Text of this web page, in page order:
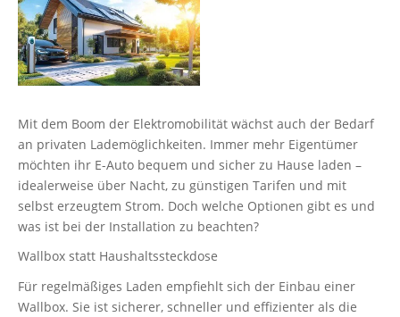
Mit dem Boom der Elektromobilität wächst auch der Bedarf
an privaten Lademöglichkeiten. Immer mehr Eigentümer
möchten ihr E-Auto bequem und sicher zu Hause laden –
idealerweise über Nacht, zu günstigen Tarifen und mit
selbst erzeugtem Strom. Doch welche Optionen gibt es und
was ist bei der Installation zu beachten?
Wallbox statt Haushaltssteckdose
Für regelmäßiges Laden empfiehlt sich der Einbau einer
Wallbox. Sie ist sicherer, schneller und effizienter als die